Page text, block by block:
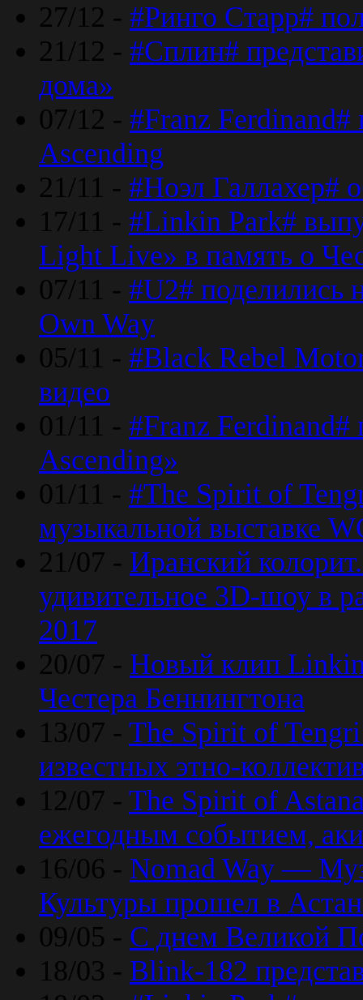
27/12 - #Ринго Старр#
21/12 - #Сплин#
дома»
07/12 - #Franz
Ascending
21/11 - #Ноэл Галлахер#
17/11 - #Linkin Park#
Light Live» в память о
07/11 - #U2#
Own Way
05/11 - #Black Rebel
видео
01/11 - #Franz Ferdinand#
Ascending»
01/11 - #The Spirit of
музыкальной выставке
21/07 - Иранский
удивительное 3D-шоу в
2017
20/07 - Новый клип Linkin
Честера Беннингтона
13/07 - The Spirit of Tengri
известных этно-
12/07 - The Spirit of
ежегодным событием,
16/06 - Nomad Way —
Культуры прошел в
09/05 - С днем Великой
18/03 - Blink-182